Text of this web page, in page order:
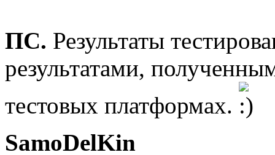
ПС. Результаты
результатами,
тестовых платформах.
SamoDelKin